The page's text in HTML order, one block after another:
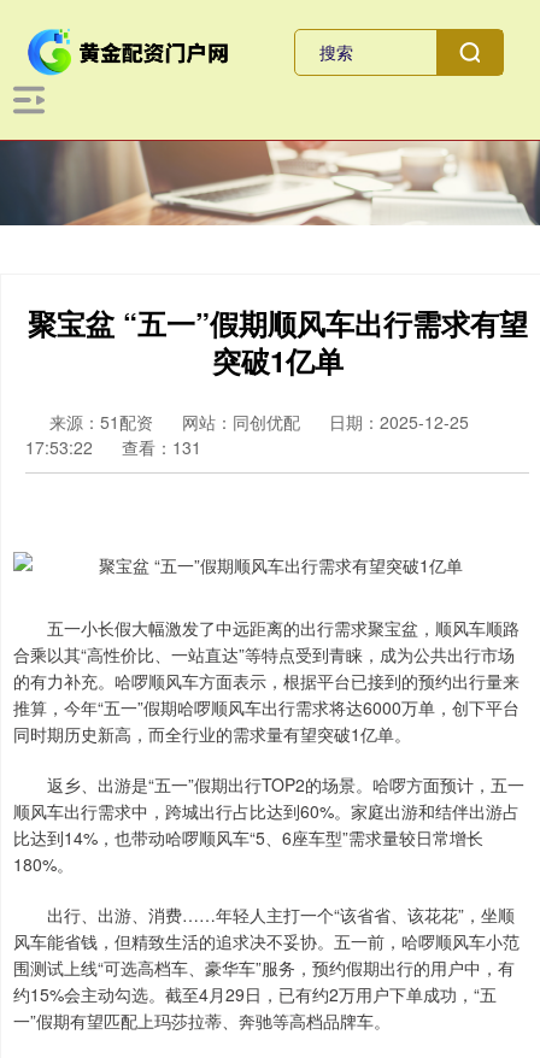
聚宝盆 “五一”假期顺风车出行需求有望
突破1亿单
来源：51配资 网站：同创优配
日期：2025-12-25
17:53:22
查看：131
五一小长假大幅激发了中远距离的出行需求聚宝盆，顺风车顺路
合乘以其“高性价比、一站直达”等特点受到青睐，成为公共出行市场
的有力补充。哈啰顺风车方面表示，根据平台已接到的预约出行量来
推算，今年“五一”假期哈啰顺风车出行需求将达6000万单，创下平台
同时期历史新高，而全行业的需求量有望突破1亿单。
返乡、出游是“五一”假期出行TOP2的场景。哈啰方面预计，五一
顺风车出行需求中，跨城出行占比达到60%。家庭出游和结伴出游占
比达到14%，也带动哈啰顺风车“5、6座车型”需求量较日常增长
180%。
出行、出游、消费……年轻人主打一个“该省省、该花花”，坐顺
风车能省钱，但精致生活的追求决不妥协。五一前，哈啰顺风车小范
围测试上线“可选高档车、豪华车”服务，预约假期出行的用户中，有
约15%会主动勾选。截至4月29日，已有约2万用户下单成功，“五
一”假期有望匹配上玛莎拉蒂、奔驰等高档品牌车。